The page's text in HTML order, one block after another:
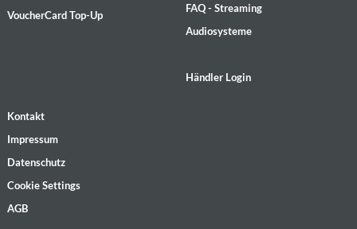
VoucherCard Top-Up
FAQ - Streaming
Audiosysteme
Händler Login
Kontakt
Impressum
Datenschutz
Cookie Settings
AGB